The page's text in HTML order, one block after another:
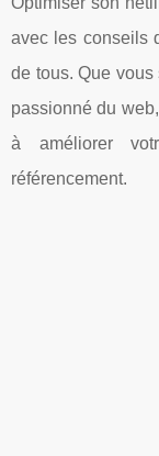
avec les conseils
de tous. Que
passionné du
à améliorer
référencement.